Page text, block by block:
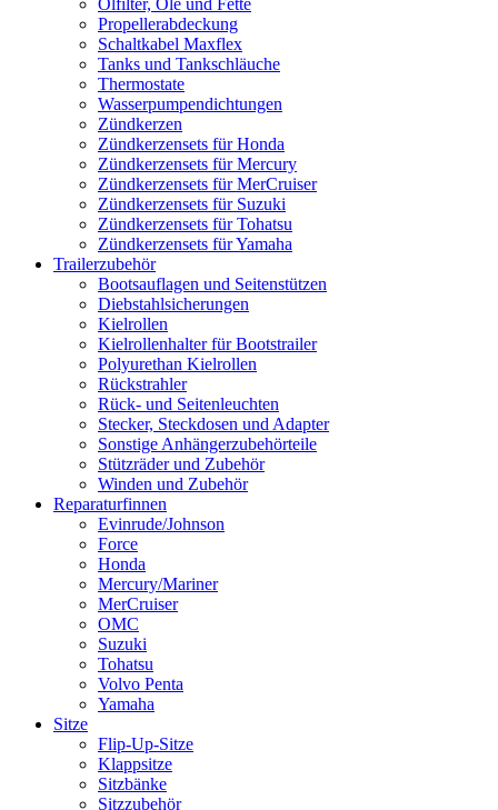
Ölfilter, Öle und Fette
Propellerabdeckung
Schaltkabel Maxflex
Tanks und Tankschläuche
Thermostate
Wasserpumpendichtungen
Zündkerzen
Zündkerzensets für Honda
Zündkerzensets für Mercury
Zündkerzensets für MerCruiser
Zündkerzensets für Suzuki
Zündkerzensets für Tohatsu
Zündkerzensets für Yamaha
Trailerzubehör
Bootsauflagen und Seitenstützen
Diebstahlsicherungen
Kielrollen
Kielrollenhalter für Bootstrailer
Polyurethan Kielrollen
Rückstrahler
Rück- und Seitenleuchten
Stecker, Steckdosen und Adapter
Sonstige Anhängerzubehörteile
Stützräder und Zubehör
Winden und Zubehör
Reparaturfinnen
Evinrude/Johnson
Force
Honda
Mercury/Mariner
MerCruiser
OMC
Suzuki
Tohatsu
Volvo Penta
Yamaha
Sitze
Flip-Up-Sitze
Klappsitze
Sitzbänke
Sitzzubehör